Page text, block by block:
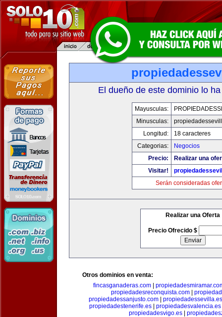
El dueño de este dominio lo
Mayusculas:
Minusculas:
Longitud:
18 caracteres
Categorias:
Negocios
Precio:
Realizar una
Visitar!
Serán consideradas
Realizar una Oferta
Precio Ofrecido $
Otros dominios en venta:
fincasganaderas.com
propiedadesreconquista.com
propiedadessanjusto.com| propiedadessevilla.es
propiedadestenerife.es| propiedadesvalencia.es
propiedadesvigo.es|